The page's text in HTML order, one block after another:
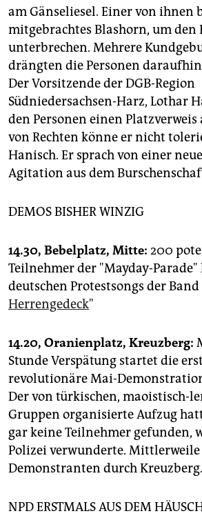
am Gänseliesel. Einer von ihnen
mitgebrachtes Blashorn, um den
unterbrechen. Mehrere
drängten die Personen
Der Vorsitzende der DGB-Region
Südniedersachsen-Harz, Lothar
den Personen einen Platzverweis
von Rechten könne er nicht
Hanisch. Er sprach von einer
Agitation aus dem
DEMOS BISHER WINZIG
14.30, Bebelplatz, Mitte: 200
Teilnehmer der "Mayday-Parade"
deutschen Protestsongs der Band
Herrengedeck"
14.20, Oranienplatz, Kreuzberg:
Stunde Verspätung startet die
revolutionäre Mai-
Der von türkischen, maoistisch-
Gruppen organisierte Aufzug
gar keine Teilnehmer gefunden,
Polizei verwunderte. Mittlerweile
Demonstranten durch Kreuzberg.
NPD ERSTMALS AUS DEM